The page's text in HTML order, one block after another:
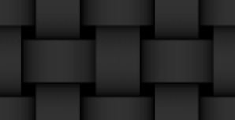
Agapetus